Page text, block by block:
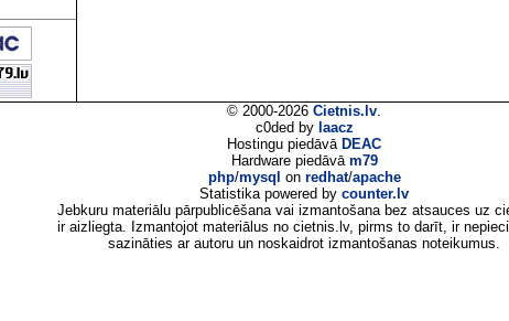
© 2000-2026 Cietnis.lv.
c0ded by laacz
Hostingu piedāvā DEAC
Hardware piedāvā m79
php/mysql on redhat/apache
Statistika powered by counter.lv
Jebkuru materiālu pārpublicēšana vai izmantošana bez atsauces uz
ir aizliegta. Izmantojot materiālus no cietnis.lv, pirms to darīt, ir
sazināties ar autoru un noskaidrot izmantošanas noteikumus.